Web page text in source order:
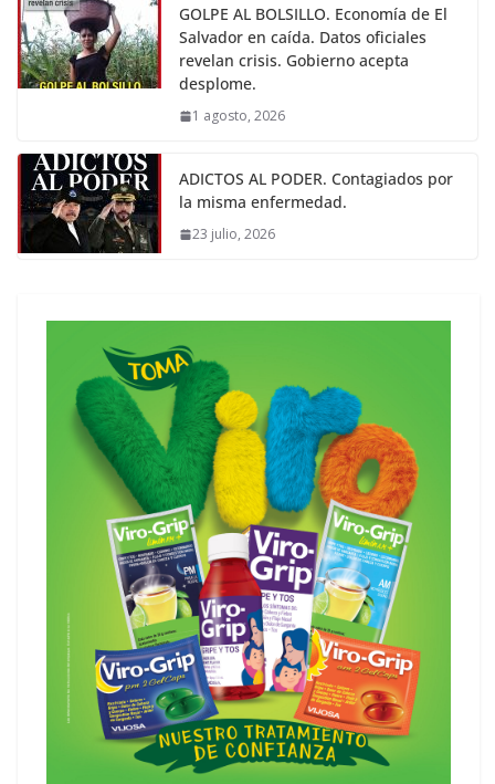
GOLPE AL BOLSILLO. Economía de El
Salvador en caída. Datos oficiales
revelan crisis. Gobierno acepta
desplome.
1 agosto, 2026
ADICTOS AL PODER. Contagiados por
la misma enfermedad.
23 julio, 2026